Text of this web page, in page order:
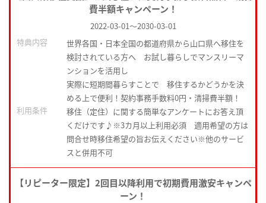
費半額キャンペーン！
2022-03-01～2030-03-01
特典内容
世界各国・日本全国の都道府県から山口県へ移住を
検討されている方へ お試し暮らしでマンスリーマ
ンションを活用し
実際に短期間暮らすことで 移住するかどうかを決
める上で便利！契約事務手数料0円・清掃費半額！
利用条件
移住（定住）に関する簡単なアンケートにお答え頂
くだけです♪※3カ月以上利用必須 適用希望の方は
問合せ時移住希望の旨お伝えください※他のサービ
スと併用不可
【リピーター限定】2回目以降利用で初期費用激安キャンペ
ーン！